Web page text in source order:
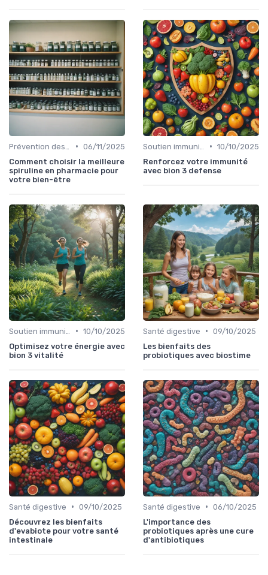
• 06/11/2025
Comment choisir la meilleure
spiruline en pharmacie pour
votre bien-être
• 10/10/2025
Renforcez votre immunité
avec bion 3 defense
• 10/10/2025
Optimisez votre énergie avec
bion 3 vitalité
Santé digestive • 09/10/2025
Les bienfaits des
probiotiques avec biostime
Santé digestive • 09/10/2025
Découvrez les bienfaits
d'evabiote pour votre santé
intestinale
Santé digestive • 06/10/2025
L'importance des
probiotiques après une cure
d'antibiotiques